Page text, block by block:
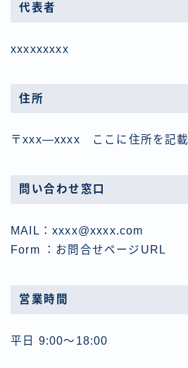
代表者
xxxxxxxxx
住所
〒xxx―xxxx ここに住所を記載
問い合わせ窓口
MAIL：xxxx@xxxx.com
Form ：お問合せページURL
営業時間
平日 9:00～18:00